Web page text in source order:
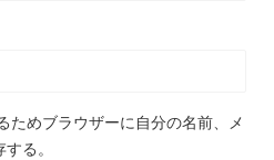
ためブラウザーに自分の名前、メ
る。